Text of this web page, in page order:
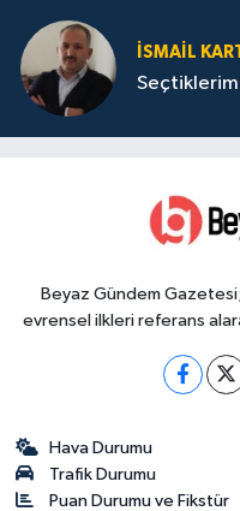
İSMAIL
Beyaz Gündem
evrensel ilkleri referans
Hava Durumu
Trafik Durumu
Puan Durumu ve Fikstür